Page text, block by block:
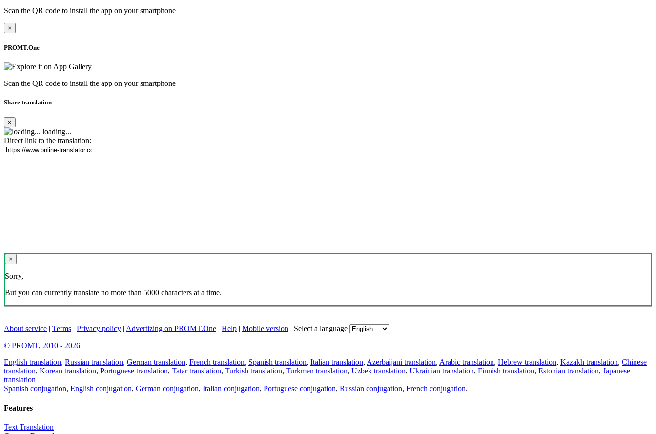
Scan the QR code to install the app on your smartphone
×
PROMT.One
Scan the QR code to install the app on your smartphone
Share translation
×
loading...
Direct link to the translation:
×
Sorry,
But you can currently translate no more than 5000 characters at a time.
About service | Terms | Privacy policy | Advertizing on PROMT.One | Help | Mobile version | Select a language
© PROMT, 2010 - 2026
English translation, Russian translation, German translation, French translation, Spanish translation, Italian translation, Azerbaijani translation, Arabic translation, Hebrew translation, Kazakh translation, Chinese
translation, Korean translation, Portuguese translation, Tatar translation, Turkish translation, Turkmen translation, Uzbek translation, Ukrainian translation, Finnish translation, Estonian translation, Japanese
translation
Spanish conjugation, English conjugation, German conjugation, Italian conjugation, Portuguese conjugation, Russian conjugation, French conjugation.
Features
Text Translation